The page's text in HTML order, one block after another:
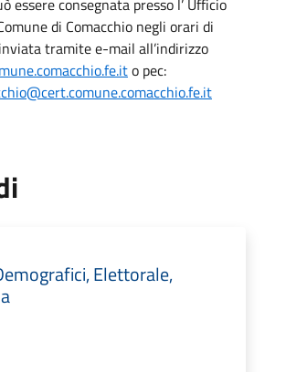
di Comacchio negli orari di
tramite e-mail all’indirizzo
o pec:
Elettorale,